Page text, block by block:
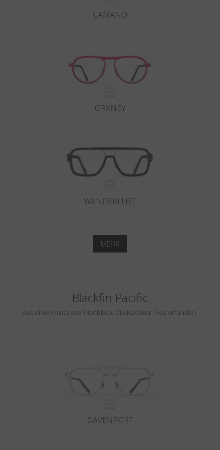
CAMANO
ORKNEY
WANDERLUST
MEHR
Blackfin Pacific
Aus einem massiven Titanblock. Die Klassiker, Neu erfunden.
DAVENPORT